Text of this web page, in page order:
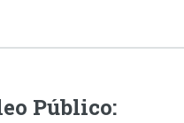
Público: